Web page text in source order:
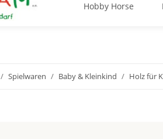
Hobby Horse
Spielwaren Baby & Kleinkind Holz für